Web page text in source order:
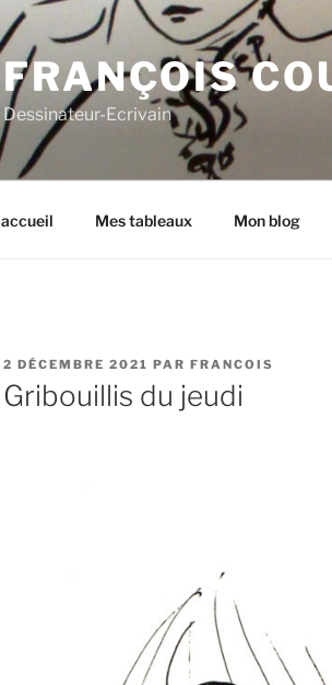
FRANÇOIS
Dessinateur-Ecrivain
accueil Mes tableaux Mon blog
PUBLIÉ
LE
2 DÉCEMBRE 2021 PAR FRANCOIS
Gribouillis du jeudi